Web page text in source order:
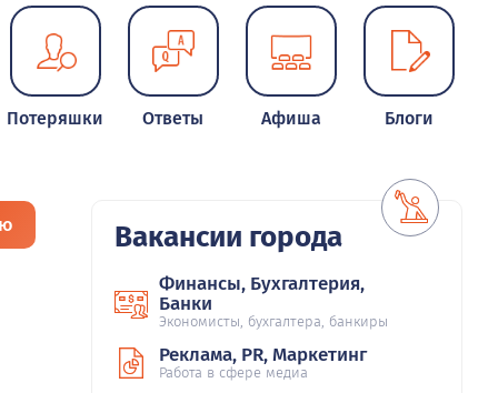
Потеряшки Ответы Афиша Блоги
Вакансии города
Финансы, Бухгалтерия,
Банки
Экономисты, бухгалтера, банкиры
Реклама, PR, Маркетинг
Работа в сфере медиа